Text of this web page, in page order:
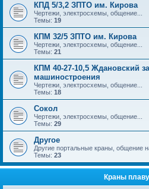
КПД 5/3,2 ЗПТО им. Кирова
Чертежи, электросхемы, общение...
Темы: 19
КПМ 32/5 ЗПТО им. Кирова
Чертежи, электросхемы, общение...
Темы: 21
КПМ 40-27-10,5 Ждановский
машиностроения
Чертежи, электросхемы, общение...
Темы: 18
Сокол
Чертежи, электросхемы, общение...
Темы: 29
Другое
Другие портальные краны, общение
Темы: 23
Краны